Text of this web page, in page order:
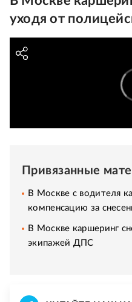
уходя от
Привязанные
В Москве с водителя
компенсацию за
В Москве каршеринг
экипажей ДПС